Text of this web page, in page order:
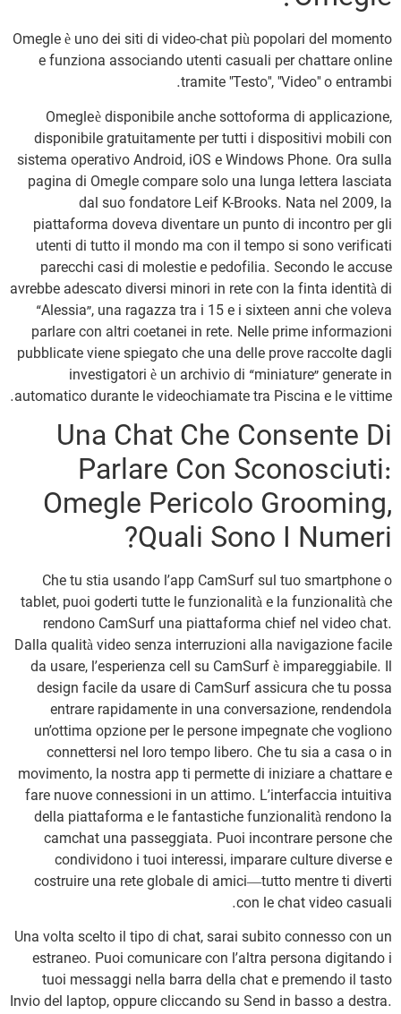
Omegle è uno dei siti di video-chat più popolari del momento
e funziona associando utenti casuali per chattare online
tramite "Testo", "Video" o entrambi.
Omegle è disponibile anche sottoforma di applicazione,
disponibile gratuitamente per tutti i dispositivi mobili con
sistema operativo Android, iOS e Windows Phone. Ora sulla
pagina di Omegle compare solo una lunga lettera lasciata
dal suo fondatore Leif K-Brooks. Nata nel 2009, la
piattaforma doveva diventare un punto di incontro per gli
utenti di tutto il mondo ma con il tempo si sono verificati
parecchi casi di molestie e pedofilia. Secondo le accuse
avrebbe adescato diversi minori in rete con la finta identità di
“Alessia”, una ragazza tra i 15 e i sixteen anni che voleva
parlare con altri coetanei in rete. Nelle prime informazioni
pubblicate viene spiegato che una delle prove raccolte dagli
investigatori è un archivio di “miniature” generate in
automatico durante le videochiamate tra Piscina e le vittime.
Una Chat Che Consente Di
Parlare Con Sconosciuti:
Omegle Pericolo Grooming,
Quali Sono I Numeri?
Che tu stia usando l’app CamSurf sul tuo smartphone o
tablet, puoi goderti tutte le funzionalità e la funzionalità che
rendono CamSurf una piattaforma chief nel video chat.
Dalla qualità video senza interruzioni alla navigazione facile
da usare, l’esperienza cell su CamSurf è impareggiabile. Il
design facile da usare di CamSurf assicura che tu possa
entrare rapidamente in una conversazione, rendendola
un’ottima opzione per le persone impegnate che vogliono
connettersi nel loro tempo libero. Che tu sia a casa o in
movimento, la nostra app ti permette di iniziare a chattare e
fare nuove connessioni in un attimo. L’interfaccia intuitiva
della piattaforma e le fantastiche funzionalità rendono la
camchat una passeggiata. Puoi incontrare persone che
condividono i tuoi interessi, imparare culture diverse e
costruire una rete globale di amici—tutto mentre ti diverti
con le chat video casuali.
Una volta scelto il tipo di chat, sarai subito connesso con un
estraneo. Puoi comunicare con l’altra persona digitando i
tuoi messaggi nella barra della chat e premendo il tasto
Invio del laptop, oppure cliccando su Send in basso a destra.